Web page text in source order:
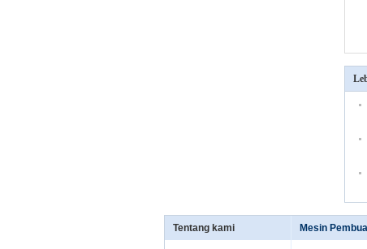
Tentang kami Mesin